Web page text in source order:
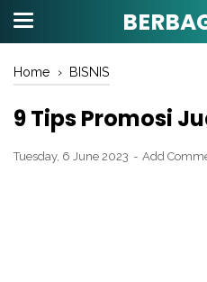
Home › BISNIS
9 Tips Promosi
Tuesday, 6 June 2023 Add